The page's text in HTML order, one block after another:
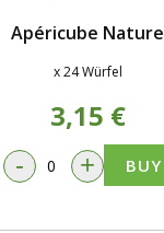
Apéricube Nature
x 24 Würfel
3,15 €
- + BUY